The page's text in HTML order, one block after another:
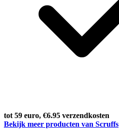
tot 59 euro, €6.95 verzendkosten
Bekijk meer producten van Scruffs